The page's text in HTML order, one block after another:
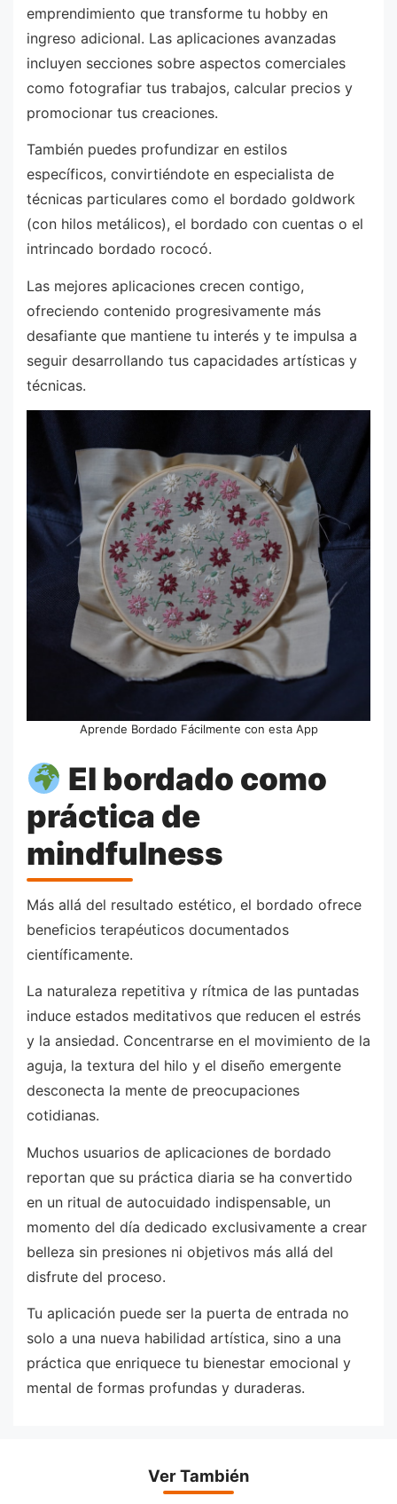
emprendimiento que transforme tu hobby en
ingreso adicional. Las aplicaciones avanzadas
incluyen secciones sobre aspectos comerciales
como fotografiar tus trabajos, calcular precios y
promocionar tus creaciones.
También puedes profundizar en estilos
específicos, convirtiéndote en especialista de
técnicas particulares como el bordado goldwork
(con hilos metálicos), el bordado con cuentas o el
intrincado bordado rococó.
Las mejores aplicaciones crecen contigo,
ofreciendo contenido progresivamente más
desafiante que mantiene tu interés y te impulsa a
seguir desarrollando tus capacidades artísticas y
técnicas.
Aprende Bordado Fácilmente con esta App
El bordado como
práctica de
mindfulness
Más allá del resultado estético, el bordado ofrece
beneficios terapéuticos documentados
científicamente.
La naturaleza repetitiva y rítmica de las puntadas
induce estados meditativos que reducen el estrés
y la ansiedad. Concentrarse en el movimiento de la
aguja, la textura del hilo y el diseño emergente
desconecta la mente de preocupaciones
cotidianas.
Muchos usuarios de aplicaciones de bordado
reportan que su práctica diaria se ha convertido
en un ritual de autocuidado indispensable, un
momento del día dedicado exclusivamente a crear
belleza sin presiones ni objetivos más allá del
disfrute del proceso.
Tu aplicación puede ser la puerta de entrada no
solo a una nueva habilidad artística, sino a una
práctica que enriquece tu bienestar emocional y
mental de formas profundas y duraderas.
Ver También